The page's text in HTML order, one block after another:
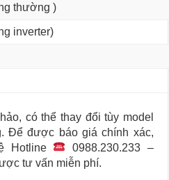
thường )
inverter)
có thể thay đổi tùy model
Để được báo giá chính xác,
Hotline
0988.230.233 –
tư vấn miễn phí.